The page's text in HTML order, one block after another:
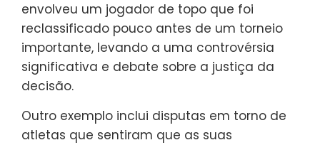
envolveu um jogador de topo que foi
reclassificado pouco antes de um torneio
importante, levando a uma controvérsia
significativa e debate sobre a justiça da
decisão.
Outro exemplo inclui disputas em torno de
atletas que sentiram que as suas